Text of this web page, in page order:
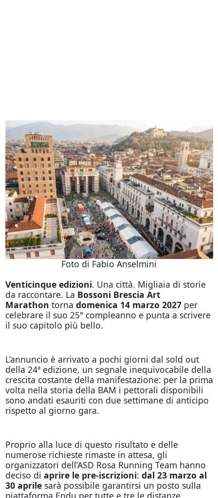
Foto di Fabio Anselmini
Venticinque edizioni. Una città. Migliaia di storie
da raccontare. La Bossoni Brescia Art
Marathon torna domenica 14 marzo 2027per
celebrare il suo 25° compleanno e punta a scrivere
il suo capitolo più bello.
L’annuncio è arrivato a pochi giorni dal sold out
della 24ª edizione, un segnale inequivocabile della
crescita costante della manifestazione: per la prima
volta nella storia della BAM i pettorali disponibili
sono andati esauriti con due settimane di anticipo
rispetto al giorno gara.
Proprio alla luce di questo risultato e delle
numerose richieste rimaste in attesa, gli
organizzatori dell’ASD Rosa Running Team hanno
deciso di aprire le pre-iscrizioni: dal 23 marzo al
30 aprile sarà possibile garantirsi un posto sulla
piattaforma Endu per tutte e tre le distanze